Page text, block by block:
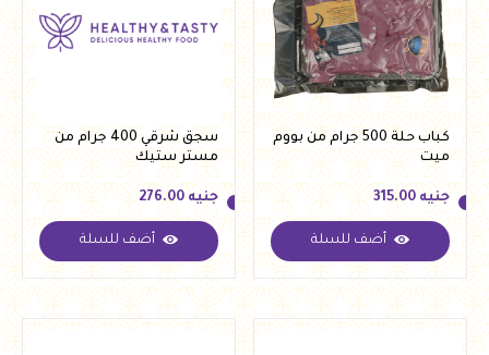
كباب حلة 500 جرام من بووم
ميت
جنيه 315.00
جنيه 315.00
أضف للسلة
سجق شرقي 400 جرام من
مستر ستيك
جنيه 276.00
جنيه 276.00
أضف للسلة